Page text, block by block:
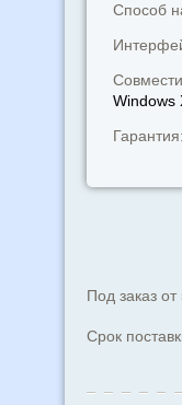
Способ
Windows
Гарантия:
Под заказ от
Срок